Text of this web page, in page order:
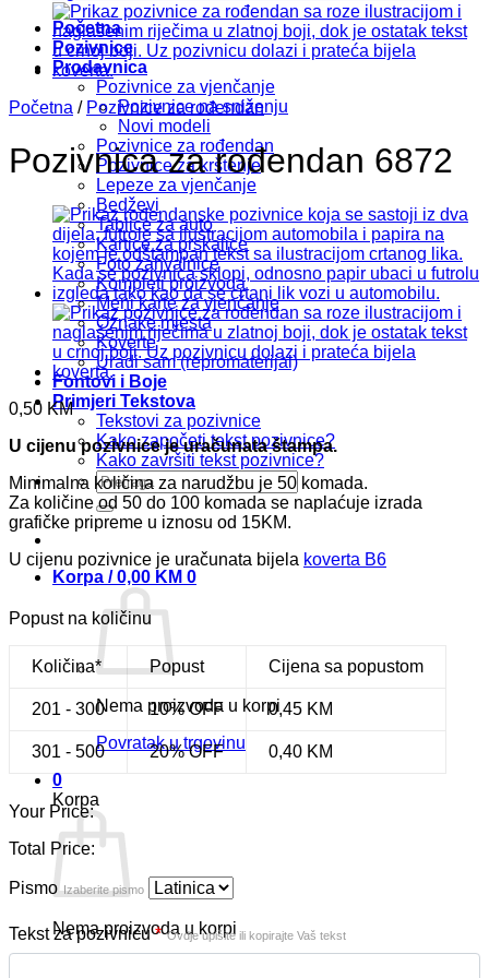
Početna
Pozivnice
Prodavnica
Pozivnice za vjenčanje
Pozivnice na sniženju
Novi modeli
Pozivnice za rođendan
Pozivnice za krštenje
Lepeze za vjenčanje
Bedževi
Tablice za auto
Kartice za prskalice
Foto zahvalnice
Kompleti proizvoda
Meni karte za vjenčanje
Oznake mjesta
Koverte
Uradi sam (repromaterijal)
Fontovi i Boje
Primjeri Tekstova
Tekstovi za pozivnice
Kako započeti tekst pozivnice?
Kako završiti tekst pozivnice?
Pretraži:
Korpa /0,00 KM 0
Nema proizvoda u korpi
Povratak u trgovinu
0
Korpa
Nema proizvoda u korpi
Početna / Pozivnice za rođendan
Pozivnica za rođendan 6872
0,50 KM
U cijenu pozivnice je uračunata štampa.
Minimalna količina za narudžbu je 50 komada.
Za količine od 50 do 100 komada se naplaćuje izrada
grafičke pripreme u iznosu od 15KM.
U cijenu pozivnice je uračunata bijela koverta B6
Popust na količinu
Količina* Popust Cijena sa popustom
201 - 300 10% OFF 0,45 KM
301 - 500 20% OFF 0,40 KM
Your Price:
Total Price:
Pismo Izaberite pismo
Tekst za pozivnicu* Ovdje upišite ili kopirajte Vaš tekst